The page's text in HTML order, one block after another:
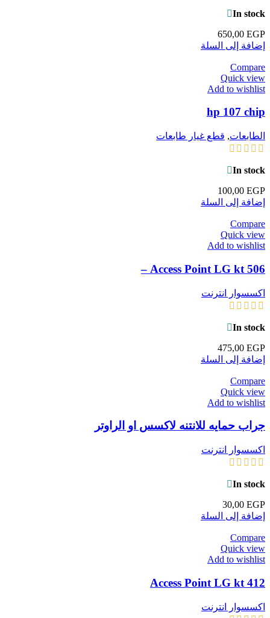
In stock
650,00 EGP
إضافة إلى السلة
Compare
Quick view
Add to wishlist
hp 107 chip
الطابعات, قطع غيار طابعات
In stock
100,00 EGP
إضافة إلى السلة
Compare
Quick view
Add to wishlist
Access Point LG kt 506 –
اكسسوار انترنت
In stock
475,00 EGP
إضافة إلى السلة
Compare
Quick view
Add to wishlist
جراب حمايه للانتنه لاكسس او الراوتر
اكسسوار انترنت
In stock
30,00 EGP
إضافة إلى السلة
Compare
Quick view
Add to wishlist
Access Point LG kt 412
اكسسوار انترنت